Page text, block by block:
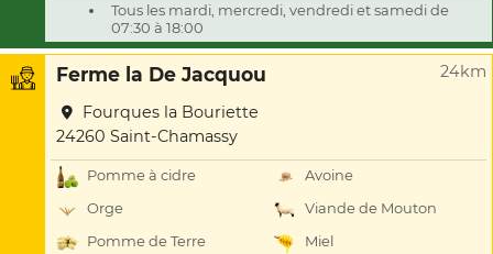
Tous les mardi, mercredi, vendredi et samedi de
07:30 à 18:00
Ferme la De Jacquou 24km
Fourques la Bouriette
24260 Saint-Chamassy
Pomme à cidre
Avoine
Orge
Viande de Mouton
Pomme de Terre
Miel